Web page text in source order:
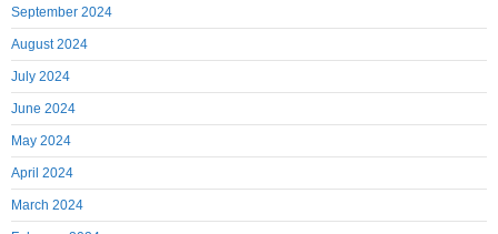
September 2024
August 2024
July 2024
June 2024
May 2024
April 2024
March 2024